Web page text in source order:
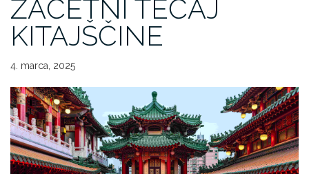
ZAČETNI TEČAJ
KITAJŠČINE
4. marca, 2025